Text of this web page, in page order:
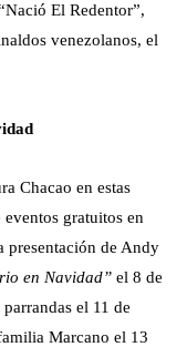
El Redentor”,
venezolanos, el
Chacao en estas
gratuitos en
presentación de Andy
en Navidad” el 8 de
el 11 de
Marcano el 13